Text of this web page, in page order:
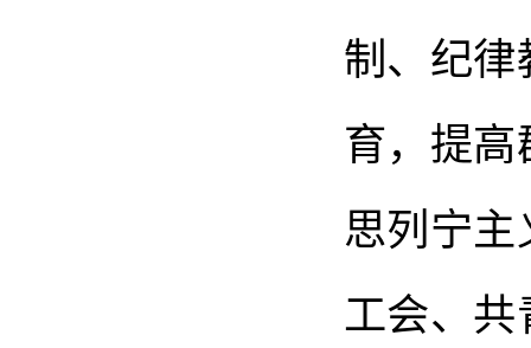
制、纪律
育，提高
思列宁主
工会、共